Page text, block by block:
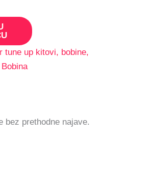
tune up kitovi, bobine,
Bobina
bez prethodne najave.